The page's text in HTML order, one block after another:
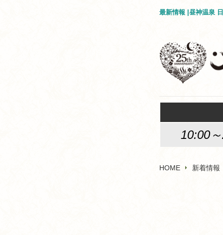
最新情報 |昼神温泉
10:00
HOME 新着情報